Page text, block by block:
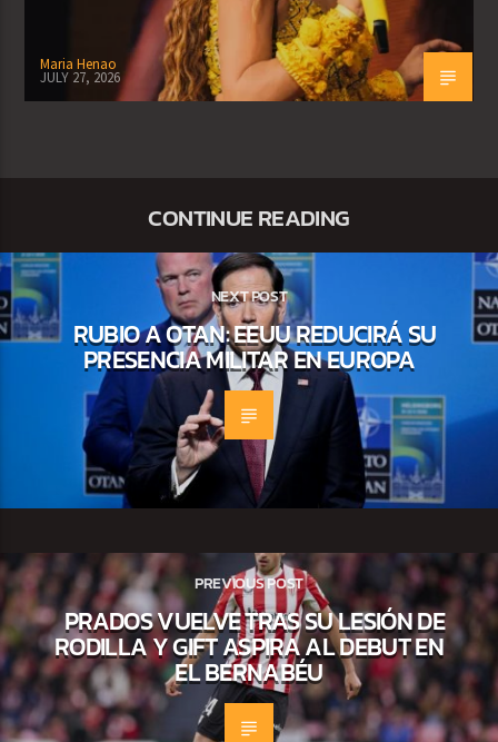
Maria Henao
JULY 27, 2026
CONTINUE READING
NEXT POST
RUBIO A OTAN: EEUU REDUCIRÁ SU
PRESENCIA MILITAR EN EUROPA
PREVIOUS POST
PRADOS VUELVE TRAS SU LESIÓN DE
RODILLA Y GIFT ASPIRA AL DEBUT EN
EL BERNABÉU